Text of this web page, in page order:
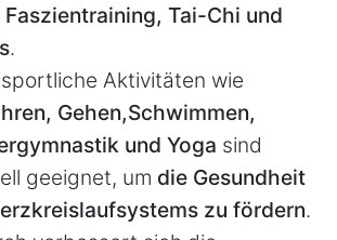
Faszientraining, Tai­-Chi und
.
Aktivitäten wie
Gehen,Schwimmen,
und Yoga sind
geeignet, um die Gesundheit
zu fördern.